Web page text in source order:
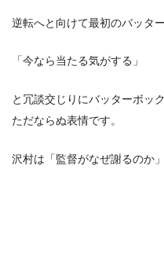
逆転へと向けて最初のバッター
「今なら当たる気がする」
と冗談交じりにバッターボッ
ただならぬ表情です。
沢村は「監督がなぜ謝るのか